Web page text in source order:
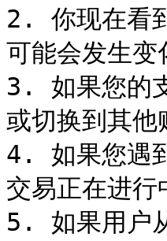
2. 你现在看
可能会发生变
3. 如果您的
或切换到其他
4. 如果您遇
交易正在进行
5. 如果用户